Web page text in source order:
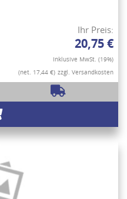
Ihr Preis:
20,75 €
Inklusive MwSt. (19%)
(net. 17,44 €) zzgl. Versandkosten